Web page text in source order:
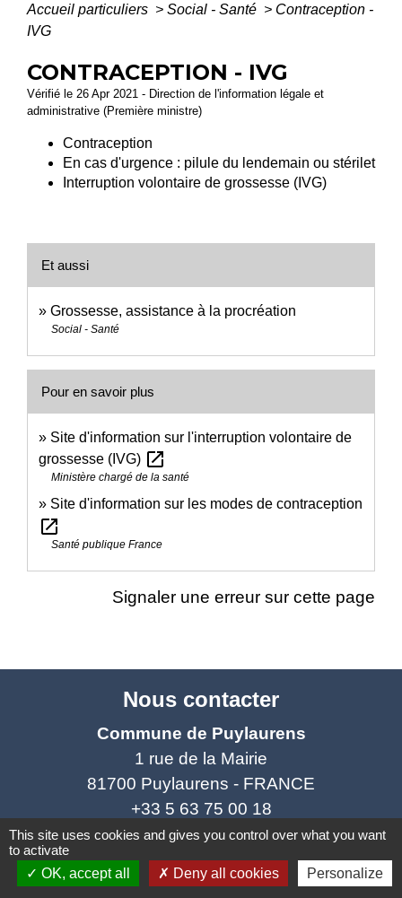
Accueil particuliers > Social - Santé > Contraception -
IVG
CONTRACEPTION - IVG
Vérifié le 26 Apr 2021 - Direction de l'information légale et
administrative (Première ministre)
Contraception
En cas d'urgence : pilule du lendemain ou stérilet
Interruption volontaire de grossesse (IVG)
Et aussi
Grossesse, assistance à la procréation
Social - Santé
Pour en savoir plus
Site d'information sur l'interruption volontaire de
grossesse (IVG) open_in_new
Ministère chargé de la santé
Site d'information sur les modes de contraception
open_in_new
Santé publique France
Signaler une erreur sur cette page
Nous contacter
Commune de Puylaurens
1 rue de la Mairie
81700 Puylaurens - FRANCE
+33 5 63 75 00 18
Contact par formulaire
This site uses cookies and gives you control over what you want
to activate
OK, accept all
Deny all cookies Personalize